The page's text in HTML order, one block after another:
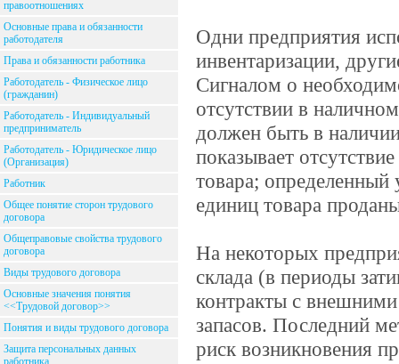
правоотношениях
Основные права и обязанности
работодателя
Права и обязанности работника
Работодатель - Физическое лицо
(гражданин)
Работодатель - Индивидуальный
предприниматель
Работодатель - Юридическое лицо
(Организация)
Работник
Общее понятие сторон трудового
договора
Общеправовые свойства трудового
договора
Виды трудового договора
Основные значения понятия
<<Трудовой договор>>
Понятия и виды трудового договора
Защита персональных данных
работника
Одни предприятия
инвентаризации,
Сигналом о
отсутствии в
должен быть в
показывает
товара; определенный
единиц товара
На некоторых
склада (в периоды
контракты с
запасов. Последний
риск возникновения